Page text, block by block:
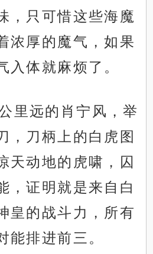
，只可惜这些海魔
浓厚的魔气，如果
入体就麻烦了。
里远的肖宁风，举
，刀柄上的白虎图
天动地的虎啸，囚
，证明就是来自白
皇的战斗力，所有
能排进前三。